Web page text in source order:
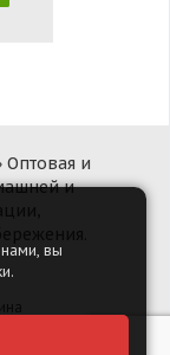
Оптовая и
и
вы